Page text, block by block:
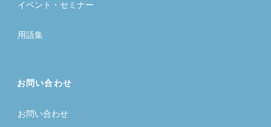
イベント・セミナー
用語集
お問い合わせ
お問い合わせ